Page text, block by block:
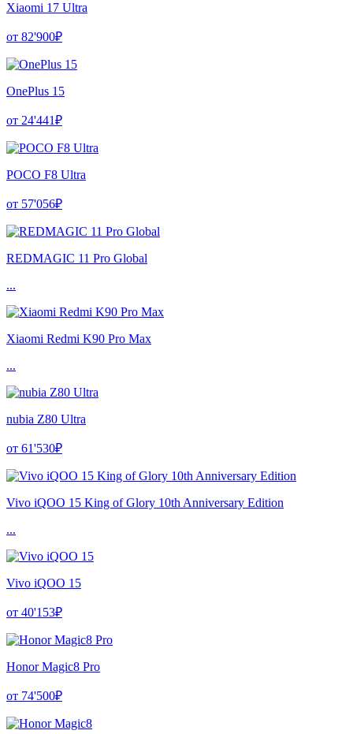
Xiaomi 17 Ultra
от 82'900₽
OnePlus 15
от 24'441₽
POCO F8 Ultra
от 57'056₽
REDMAGIC 11 Pro Global
...
Xiaomi Redmi K90 Pro Max
...
nubia Z80 Ultra
от 61'530₽
Vivo iQOO 15 King of Glory 10th Anniversary Edition
...
Vivo iQOO 15
от 40'153₽
Honor Magic8 Pro
от 74'500₽